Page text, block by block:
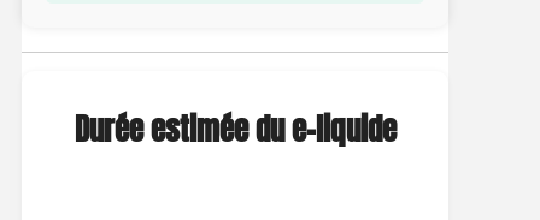
Durée estimée du e-liquide